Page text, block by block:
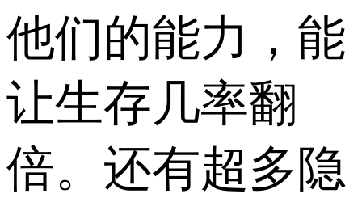
他们的能力，能
让生存几率翻
倍。还有超多隐